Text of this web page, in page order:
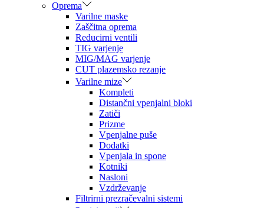
Oprema
Varilne maske
Zaščitna oprema
Reducirni ventili
TIG varjenje
MIG/MAG varjenje
CUT plazemsko rezanje
Varilne mize
Kompleti
Distančni vpenjalni bloki
Zatiči
Prizme
Vpenjalne puše
Dodatki
Vpenjala in spone
Kotniki
Nasloni
Vzdrževanje
Filtrirni prezračevalni sistemi